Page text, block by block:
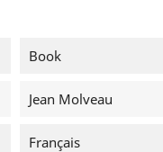
Book
Jean Molveau
Français